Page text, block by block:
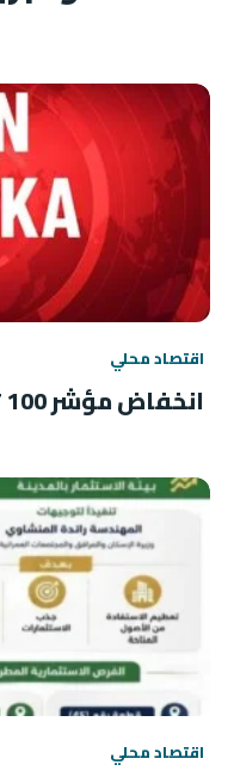
اقتصاد محلي
انخفاض مؤشر BIST 100 في بورصة إسطنبول
اقتصاد محلي